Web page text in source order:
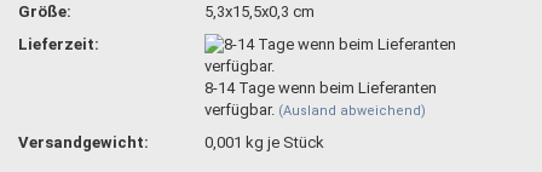
Größe:
5,3x15,5x0,3 cm
Lieferzeit:
8-14 Tage wenn beim Lieferanten
verfügbar. (Ausland abweichend)
Versandgewicht: 0,001 kg je Stück